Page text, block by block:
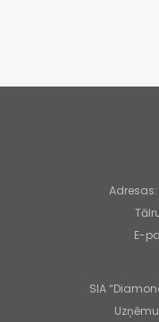
Adresas:
E-
SIA